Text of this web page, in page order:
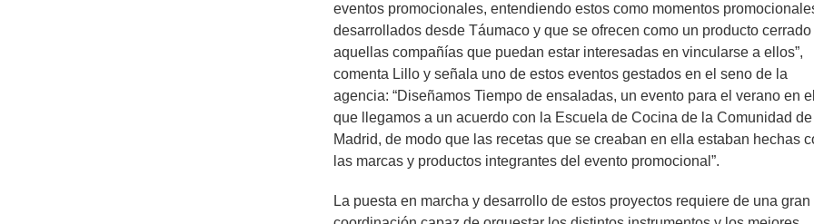
eventos promocionales, entendiendo estos como momentos
desarrollados desde Táumaco y que se ofrecen como un producto cerrado
aquellas compañías que puedan estar interesadas en vincularse a ellos”,
comenta Lillo y señala uno de estos eventos gestados en el seno de la
agencia: “Diseñamos Tiempo de ensaladas, un evento para el verano en el
que llegamos a un acuerdo con la Escuela de Cocina de la Comunidad de
Madrid, de modo que las recetas que se creaban en ella estaban hechas
las marcas y productos integrantes del evento promocional”.
La puesta en marcha y desarrollo de estos proyectos requiere de una gran